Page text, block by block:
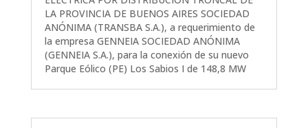
LA PROVINCIA DE BUENOS AIRES SOCIEDAD
ANÓNIMA (TRANSBA S.A.), a requerimiento de
la empresa GENNEIA SOCIEDAD ANÓNIMA
(GENNEIA S.A.), para la conexión de su nuevo
Parque Eólico (PE) Los Sabios I de 148,8 MW